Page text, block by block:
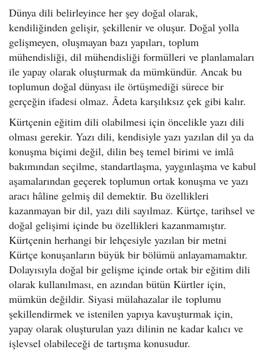
Dünya dili belirleyince her şey doğal olarak,
kendiliğinden gelişir, şekillenir ve oluşur. Doğal yolla
gelişmeyen, oluşmayan bazı yapıları, toplum
mühendisliği, dil mühendisliği formülleri ve planlamaları
ile yapay olarak oluşturmak da mümkündür. Ancak bu
toplumun doğal dünyası ile örtüşmediği sürece bir
gerçeğin ifadesi olmaz. Âdeta karşılıksız çek gibi kalır.
Kürtçenin eğitim dili olabilmesi için öncelikle yazı dili
olması gerekir. Yazı dili, kendisiyle yazı yazılan dil ya da
konuşma biçimi değil, dilin beş temel birimi ve imlâ
bakımından seçilme, standartlaşma, yaygınlaşma ve kabul
aşamalarından geçerek toplumun ortak konuşma ve yazı
aracı hâline gelmiş dil demektir. Bu özellikleri
kazanmayan bir dil, yazı dili sayılmaz. Kürtçe, tarihsel ve
doğal gelişimi içinde bu özellikleri kazanmamıştır.
Kürtçenin herhangi bir lehçesiyle yazılan bir metni
Kürtçe konuşanların büyük bir bölümü anlayamamaktır.
Dolayısıyla doğal bir gelişme içinde ortak bir eğitim dili
olarak kullanılması, en azından bütün Kürtler için,
mümkün değildir. Siyasi mülahazalar ile toplumu
şekillendirmek ve istenilen yapıya kavuşturmak için,
yapay olarak oluşturulan yazı dilinin ne kadar kalıcı ve
işlevsel olabileceği de tartışma konusudur.